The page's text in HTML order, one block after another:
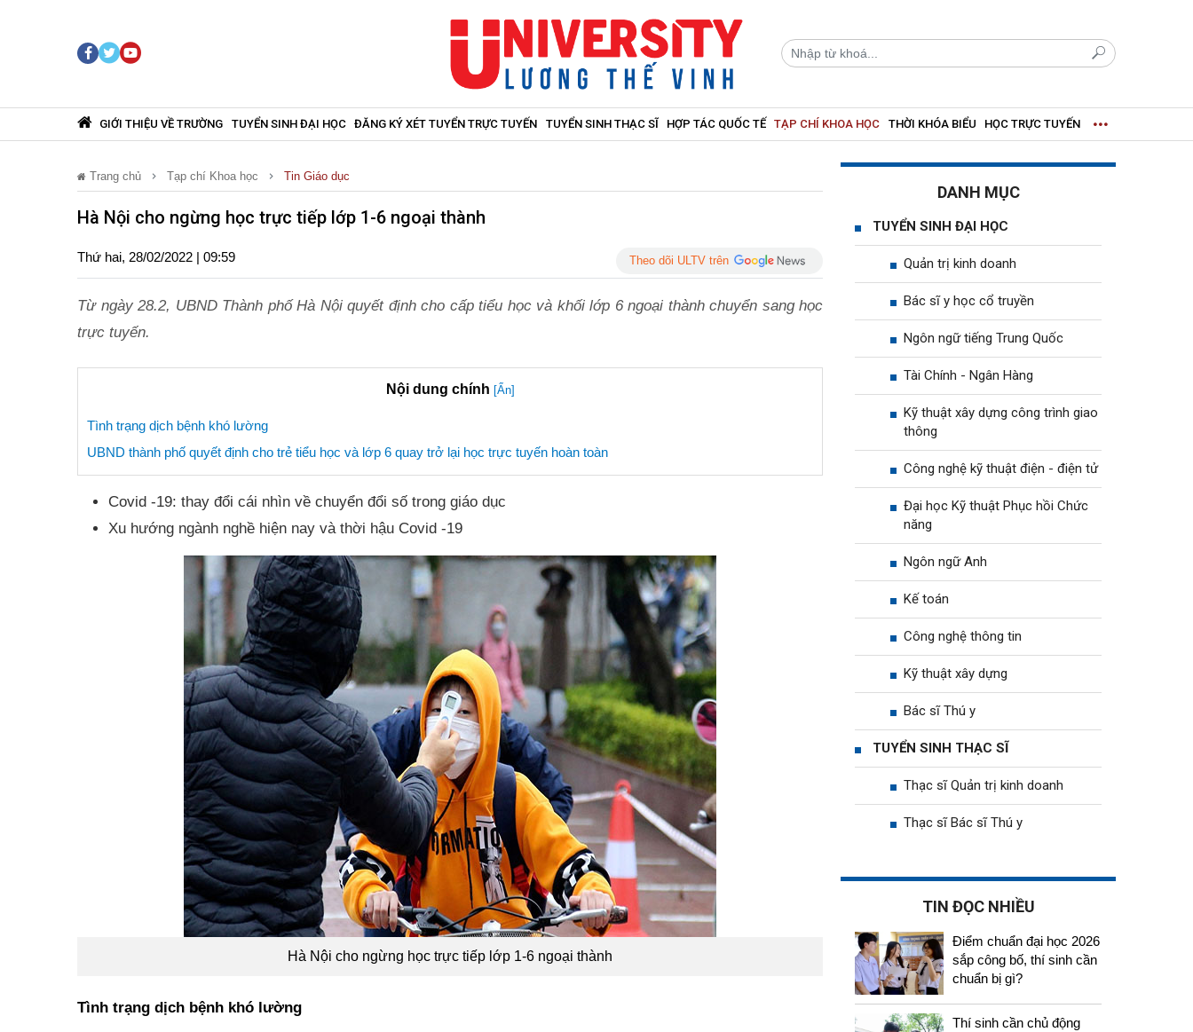
GIỚI THIỆU VỀ TRƯỜNG TUYỂN SINH ĐẠI HỌC ĐĂNG KÝ XÉT TUYỂN TRỰC TUYẾN TUYỂN SINH THẠC SĨ HỢP TÁC QUỐC TẾ TẠP CHÍ KHOA HỌC THỜI KHÓA BIỂU HỌC TRỰC TUYẾN
Trang chủ Tạp chí Khoa học Tin Giáo dục
Hà Nội cho ngừng học trực tiếp lớp 1-6 ngoại thành
Thứ hai, 28/02/2022 | 09:59 Theo dõi ULTV trên
Từ ngày 28.2, UBND Thành phố Hà Nội quyết định cho cấp tiểu học và khối lớp 6 ngoại thành chuyển sang học
trực tuyến.
Nội dung chính [Ẩn]
Tình trạng dịch bệnh khó lường
UBND thành phố quyết định cho trẻ tiểu học và lớp 6 quay trở lại học trực tuyến hoàn toàn
Covid -19: thay đổi cái nhìn về chuyển đổi số trong giáo dục
Xu hướng ngành nghề hiện nay và thời hậu Covid -19
Hà Nội cho ngừng học trực tiếp lớp 1-6 ngoại thành
Tình trạng dịch bệnh khó lường
DANH MỤC
TUYỂN SINH ĐẠI HỌC
Quản trị kinh doanh
Bác sĩ y học cổ truyền
Ngôn ngữ tiếng Trung Quốc
Tài Chính - Ngân Hàng
Kỹ thuật xây dựng công trình giao
thông
Công nghệ kỹ thuật điện - điện tử
Đại học Kỹ thuật Phục hồi Chức
năng
Ngôn ngữ Anh
Kế toán
Công nghệ thông tin
Kỹ thuật xây dựng
Bác sĩ Thú y
TUYỂN SINH THẠC SĨ
Thạc sĩ Quản trị kinh doanh
Thạc sĩ Bác sĩ Thú y
TIN ĐỌC NHIỀU
Điểm chuẩn đại học 2026
sắp công bố, thí sinh cần
chuẩn bị gì?
Thí sinh cần chủ động